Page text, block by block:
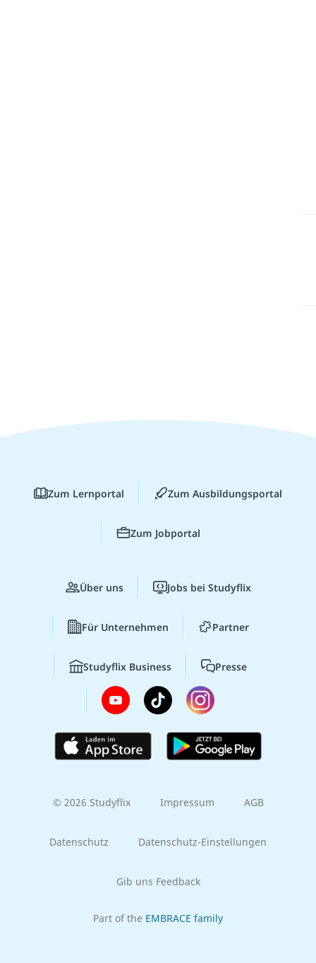
Zum Lernportal Zum Ausbildungsportal
Zum Jobportal
Über uns Jobs bei Studyflix
Für Unternehmen Partner
Studyflix Business Presse
© 2026 Studyflix Impressum AGB
Datenschutz Datenschutz-Einstellungen
Gib uns Feedback
Part of the EMBRACE family